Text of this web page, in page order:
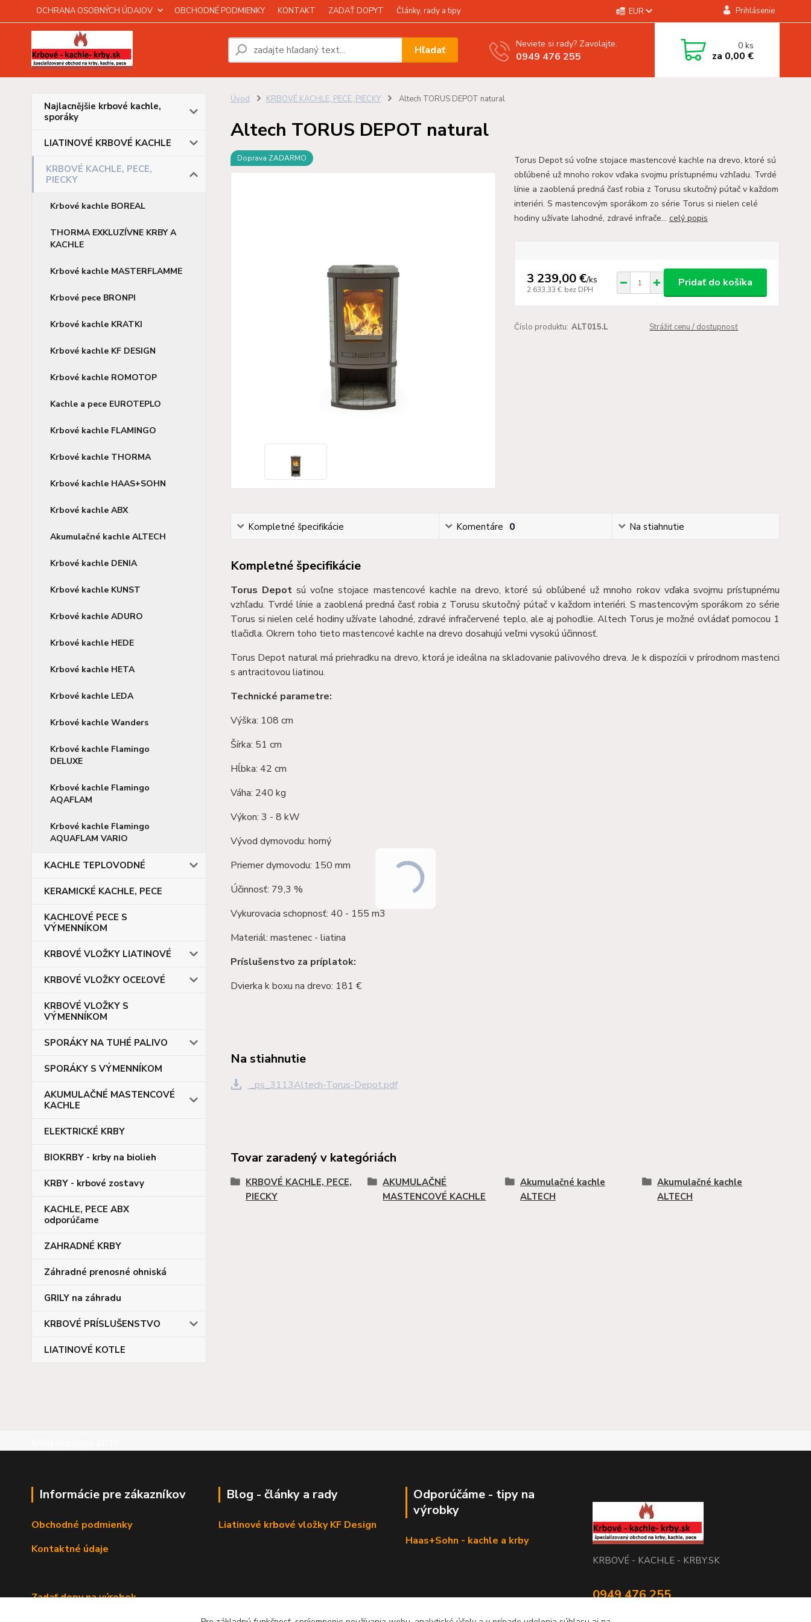
OCHRANA OSOBNÝCH ÚDAJOV OBCHODNÉ PODMIENKY KONTAKT ZADAŤ DOPYT Články, rady a tipy EUR Prihlásenie
Hľadať Neviete si rady? Zavolajte.
0949 476 255
0ks
za 0,00 €
Najlacnějšie krbové kachle,
sporáky
LIATINOVÉ KRBOVÉ KACHLE
KRBOVÉ KACHLE, PECE,
PIECKY
Krbové kachle BOREAL
THORMA EXKLUZÍVNE KRBY A
KACHLE
Krbové kachle MASTERFLAMME
Krbové pece BRONPI
Krbové kachle KRATKI
Krbové kachle KF DESIGN
Krbové kachle ROMOTOP
Kachle a pece EUROTEPLO
Krbové kachle FLAMINGO
Krbové kachle THORMA
Krbové kachle HAAS+SOHN
Krbové kachle ABX
Akumulačné kachle ALTECH
Krbové kachle DENIA
Krbové kachle KUNST
Krbové kachle ADURO
Krbové kachle HEDE
Krbové kachle HETA
Krbové kachle LEDA
Krbové kachle Wanders
Krbové kachle Flamingo
DELUXE
Krbové kachle Flamingo
AQAFLAM
Krbové kachle Flamingo
AQUAFLAM VARIO
KACHLE TEPLOVODNÉ
KERAMICKÉ KACHLE, PECE
KACHĽOVÉ PECE S
VÝMENNÍKOM
KRBOVÉ VLOŽKY LIATINOVÉ
KRBOVÉ VLOŽKY OCEĽOVÉ
KRBOVÉ VLOŽKY S
VÝMENNÍKOM
SPORÁKY NA TUHÉ PALIVO
SPORÁKY S VÝMENNÍKOM
AKUMULAČNÉ MASTENCOVÉ
KACHLE
ELEKTRICKÉ KRBY
BIOKRBY - krby na biolieh
KRBY - krbové zostavy
KACHLE, PECE ABX
odporúčame
ZAHRADNÉ KRBY
Záhradné prenosné ohniská
GRILY na záhradu
KRBOVÉ PRÍSLUŠENSTVO
LIATINOVÉ KOTLE
Úvod KRBOVÉ KACHLE, PECE, PIECKY Altech TORUS DEPOT natural
Altech TORUS DEPOT natural
Doprava ZADARMO
Torus Depot sú voľne stojace mastencové kachle na drevo, ktoré sú
obľúbené už mnoho rokov vďaka svojmu prístupnému vzhľadu. Tvrdé
línie a zaoblená predná časť robia z Torusu skutočný pútač v každom
interiéri. S mastencovým sporákom zo série Torus si nielen celé
hodiny užívate lahodné, zdravé infrače... celý popis
3 239,00 €/ks
2 633,33 € bez DPH
Pridať do košíka
Číslo produktu: ALT015.L Strážiť cenu / dostupnosť
Kompletné špecifikácie Komentáre 0 Na stiahnutie
Kompletné špecifikácie
Torus Depot sú voľne stojace mastencové kachle na drevo, ktoré sú obľúbené už mnoho rokov vďaka svojmu prístupnému
vzhľadu. Tvrdé línie a zaoblená predná časť robia z Torusu skutočný pútač v každom interiéri. S mastencovým sporákom zo série
Torus si nielen celé hodiny užívate lahodné, zdravé infračervené teplo, ale aj pohodlie. Altech Torus je možné ovládať pomocou 1
tlačidla. Okrem toho tieto mastencové kachle na drevo dosahujú veľmi vysokú účinnosť.
Torus Depot natural má priehradku na drevo, ktorá je ideálna na skladovanie palivového dreva. Je k dispozícii v prírodnom mastenci
s antracitovou liatinou.
Technické parametre:
Výška: 108 cm
Šírka: 51 cm
Hĺbka: 42 cm
Váha: 240 kg
Výkon: 3 - 8 kW
Vývod dymovodu: horný
Priemer dymovodu: 150 mm
Účinnosť: 79,3 %
Vykurovacia schopnosť: 40 - 155 m3
Materiál: mastenec - liatina
Príslušenstvo za príplatok:
Dvierka k boxu na drevo: 181 €
Na stiahnutie
_ps_3113Altech-Torus-Depot.pdf
Tovar zaradený v kategóriách
KRBOVÉ KACHLE, PECE,
PIECKY
AKUMULAČNÉ
MASTENCOVÉ KACHLE
Akumulačné kachle
ALTECH
Akumulačné kachle
ALTECH
Informácie pre zákazníkov
Obchodné podmienky
Kontaktné údaje
Zadať dopy na výrobok
Blog - články a rady
Liatinové krbové vložky KF Design
Odporúčáme - tipy na
výrobky
Haas+Sohn - kachle a krby
KRBOVÉ - KACHLE - KRBY.SK
0949 476 255